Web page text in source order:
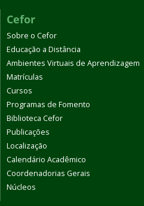
Cefor
Sobre o Cefor
Educação a Distância
Ambientes Virtuais de Aprendizagem
Matrículas
Cursos
Programas de Fomento
Biblioteca Cefor
Publicações
Localização
Calendário Acadêmico
Coordenadorias Gerais
Núcleos